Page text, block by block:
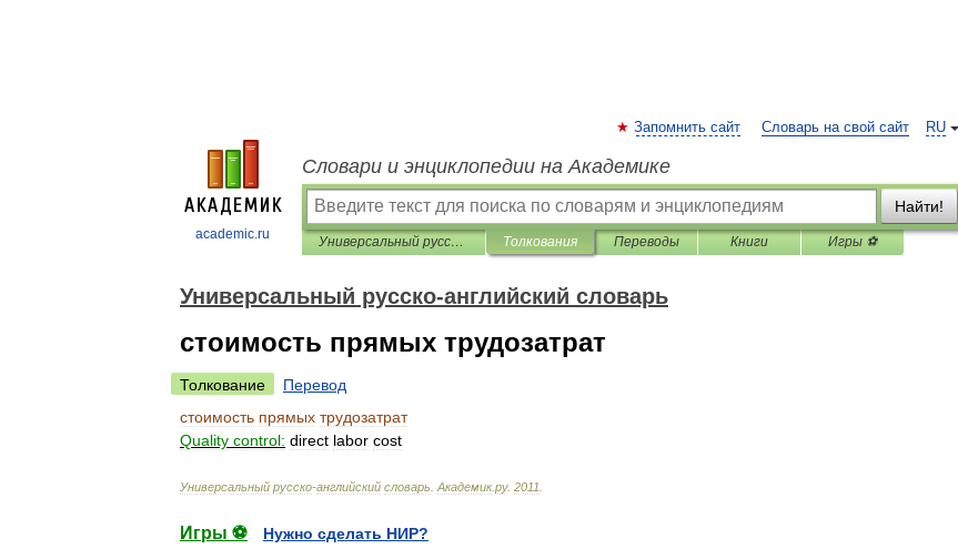
academic.ru
RU
Запомнить сайт Словарь на свой сайт
Словари и энциклопедии на Академике
Найти!
Универсальный русско-английский словарь Толкования Переводы Книги Игры ⚽
Универсальный русско-английский словарь
стоимость прямых трудозатрат
Толкование
Перевод
стоимость прямых трудозатрат
Quality control: direct labor cost
Универсальный русско-английский словарь Академик.ру. 2011
Игры ⚽
Нужно сделать НИР?